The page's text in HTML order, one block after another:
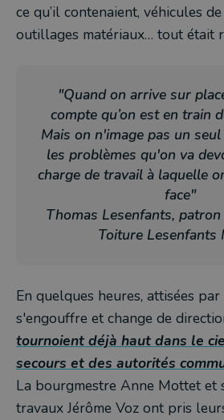
ce qu’il contenaient, véhicules
outillages matériaux… tout était
"Quand on arrive sur
compte qu’on est en train
Mais on n'image pas un
les problèmes qu'on va
charge de travail à laquelle
face"
Thomas Lesenfants,
Toiture Lesenfants
En quelques heures, attisées
s'engouffre et change de
tournoient déjà haut dans le
secours et des autorités
La bourgmestre Anne Mottet et
travaux Jérôme Voz ont pris